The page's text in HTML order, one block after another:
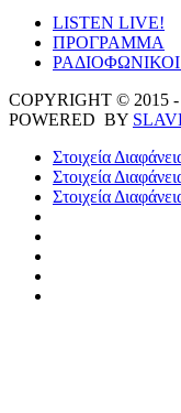
LISTEN LIVE!
ΠΡΟΓΡΑΜΜΑ
COPYRIGHT © 2015
POWERED BY
Στοιχεία
Στοιχεία
Στοιχεία